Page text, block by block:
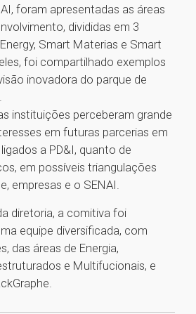
foram apresentadas as áreas
divididas em 3
Smart Materias e Smart
foi compartilhado exemplos
inovadora do parque de
instituições perceberam grande
em futuras parcerias em
a PD&I, quanto de
em possíveis triangulações
empresas e o SENAI.
diretoria, a comitiva foi
equipe diversificada, com
das áreas de Energia,
e Multifucionais, e
1